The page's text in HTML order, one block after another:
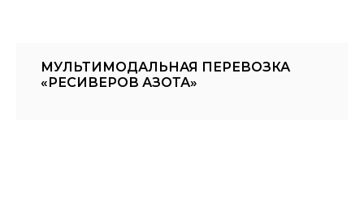
МУЛЬТИМОДАЛЬНАЯ ПЕРЕВОЗКА
«РЕСИВЕРОВ АЗОТА»